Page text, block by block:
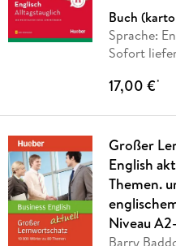
Buch
Sprache:
Sofort
17,00 €*
Großer
English
Themen.
Niveau
Barry